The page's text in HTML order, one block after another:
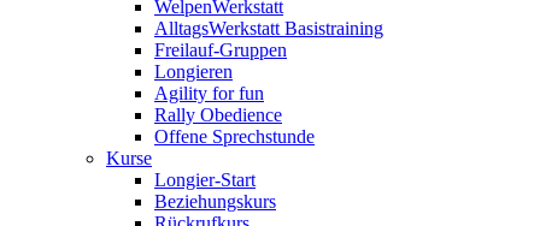
WelpenWerkstatt
AlltagsWerkstatt Basistraining
Freilauf-Gruppen
Longieren
Agility for fun
Rally Obedience
Offene Sprechstunde
Kurse
Longier-Start
Beziehungskurs